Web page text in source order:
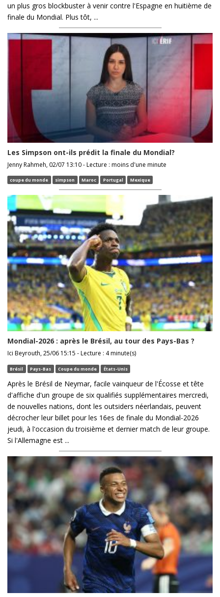
un plus gros blockbuster à venir contre l'Espagne en huitième de
finale du Mondial. Plus tôt, ...
Les Simpson ont-ils prédit la finale du Mondial?
Jenny Rahmeh, 02/07 13:10 - Lecture : moins d'une minute
coupe du monde simpson Maroc Portugal Mexique
Mondial-2026 : après le Brésil, au tour des Pays-Bas ?
Ici Beyrouth, 25/06 15:15 - Lecture : 4 minute(s)
Brésil Pays-Bas Coupe du monde États-Unis
Après le Brésil de Neymar, facile vainqueur de l'Écosse et tête
d'affiche d'un groupe de six qualifiés supplémentaires mercredi,
de nouvelles nations, dont les outsiders néerlandais, peuvent
décrocher leur billet pour les 16es de finale du Mondial-2026
jeudi, à l'occasion du troisième et dernier match de leur groupe.
Si l'Allemagne est ...